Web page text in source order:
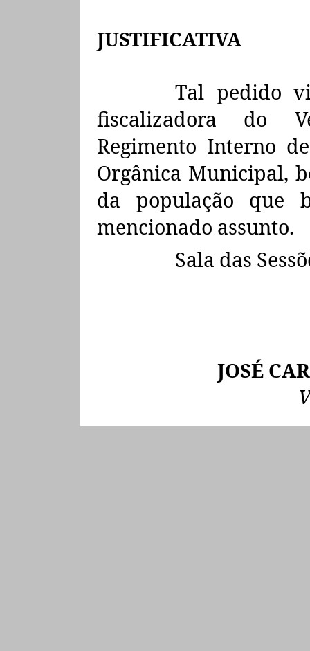
JUSTIFICATIVA
Tal pedido
fiscalizadora do
Regimento Interno
Orgânica Municipal,
da população que
mencionado assunto.
Sala das
JOSÉ